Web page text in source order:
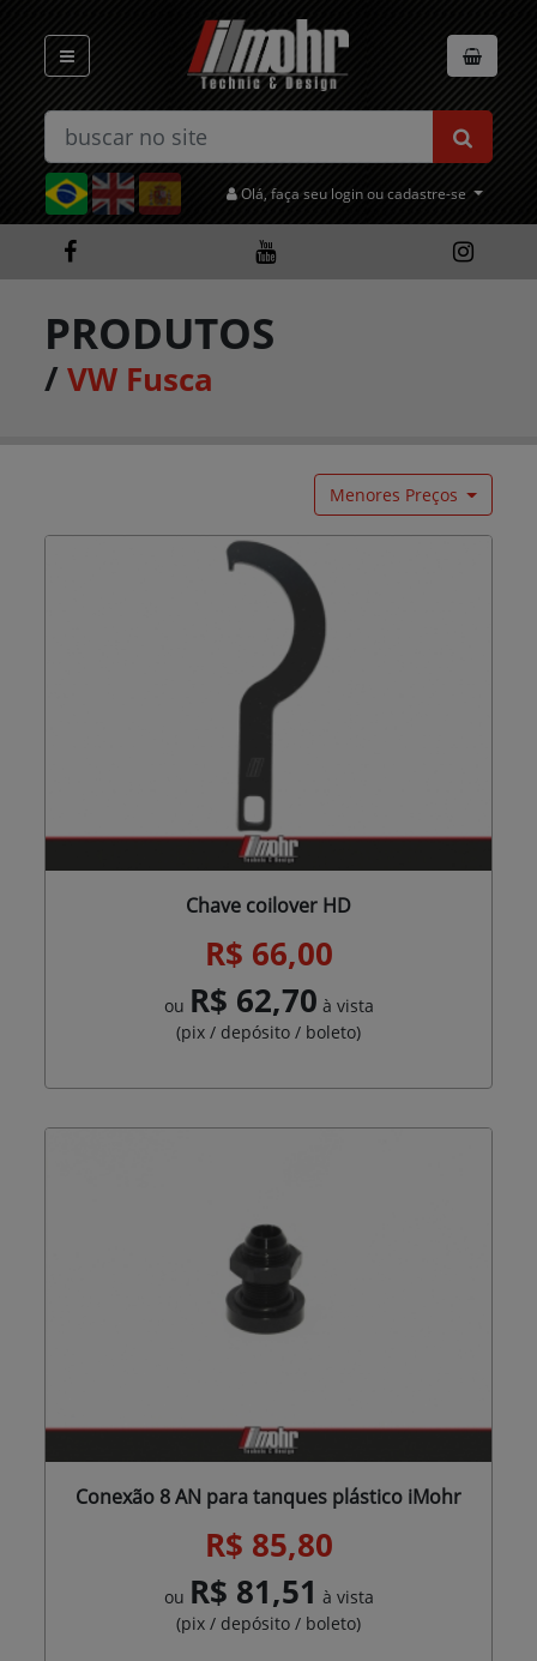
Olá, faça seu login ou cadastre-se
PRODUTOS
/VW Fusca
Menores Preços
Chave coilover HD
R$ 66,00
ou R$ 62,70 à vista
(pix / depósito / boleto)
Conexão 8 AN para tanques plástico iMohr
R$ 85,80
ou R$ 81,51 à vista
(pix / depósito / boleto)